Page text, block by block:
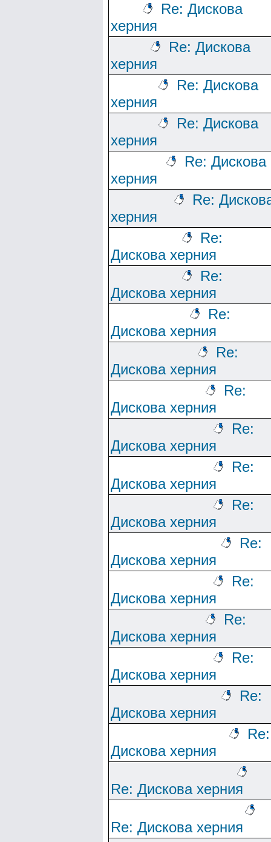
Re: Дискова
херния
Re: Дискова
херния
Re: Дискова
херния
Re: Дискова
херния
Re: Дискова
херния
Re:
херния
Re:
Дискова херния
Re:
Дискова херния
Re:
Дискова херния
Re:
Дискова херния
Re:
Дискова херния
Re:
Дискова херния
Re:
Дискова херния
Re:
Дискова херния
Re:
Дискова херния
Re:
Дискова херния
Re:
Дискова херния
Re:
Дискова херния
Re:
Дискова херния
Re:
Дискова херния
Re: Дискова херния
Re: Дискова херния